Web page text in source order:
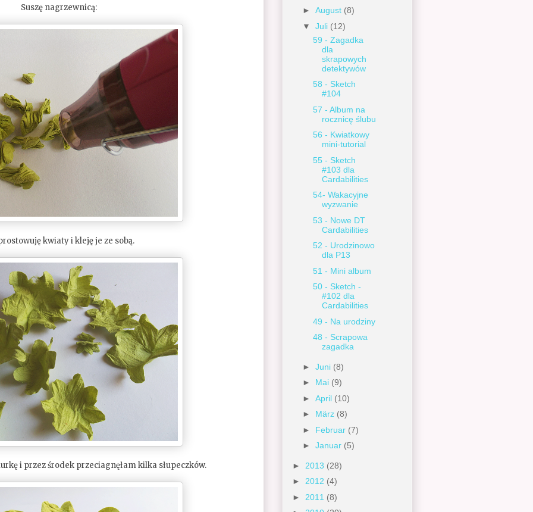
Suszę nagrzewnicą:
kwiaty i kleję je ze sobą.
i przez środek przeciagnęłam kilka słupeczków.
► August (8)
▼ Juli (12)
59 - Zagadka
dla
skrapowych
detektywów
58 - Sketch
#104
57 - Album na
rocznicę ślubu
56 - Kwiatkowy
mini-tutorial
55 - Sketch
#103 dla
Cardabilities
54- Wakacyjne
wyzwanie
53 - Nowe DT
Cardabilities
52 - Urodzinowo
dla P13
51 - Mini album
50 - Sketch -
#102 dla
Cardabilities
49 - Na urodziny
48 - Scrapowa
zagadka
► Juni (8)
► Mai (9)
► April (10)
► März (8)
► Februar (7)
► Januar (5)
► 2013 (28)
► 2012 (4)
► 2011 (8)